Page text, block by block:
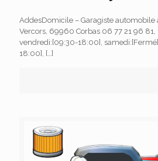
AddesDomicile – Garagiste automobile
Vercors, 69960 Corbas 06 77 21 96 81,
vendredi:[09:30-18:00],
18:00], […]